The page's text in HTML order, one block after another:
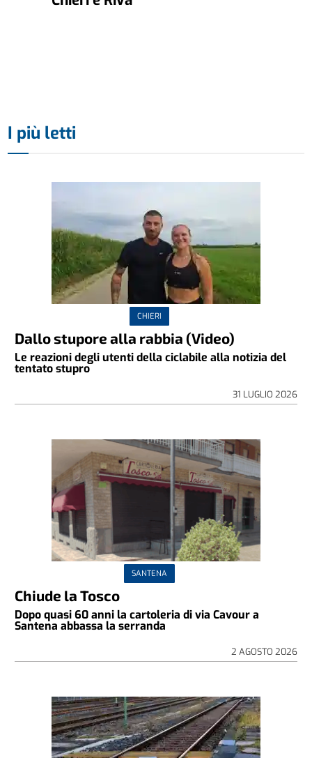
I più letti
CHIERI
Dallo stupore alla rabbia (Video)
Le reazioni degli utenti della ciclabile alla notizia del
tentato stupro
31 LUGLIO 2026
SANTENA
Chiude la Tosco
Dopo quasi 60 anni la cartoleria di via Cavour a
Santena abbassa la serranda
2 AGOSTO 2026